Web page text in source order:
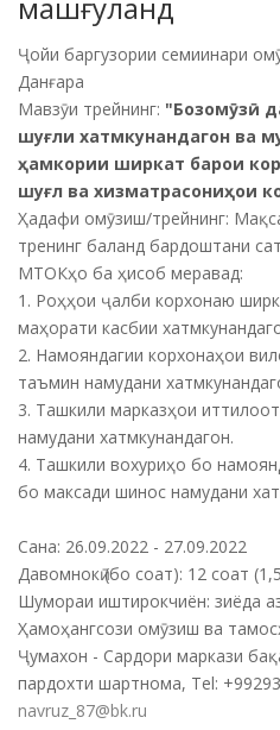
Ҷойи баргузории семиинари
Данғара
Мавзӯи трейнинг: "Бозомӯзӣ
шуғли хатмкунандагон ва
ҳамкории ширкат барои
шуғл ва хизматрасониҳои
Ҳадафи омӯзиш/трейнинг:
тренинг баланд бардоштани
МТОКҳо ба ҳисоб меравад:
1. Роҳҳои ҷалби корхонаю
маҳорати касбии
2. Намояндагии корхонаҳои
таъмин намудани
3. Ташкили марказҳои
намудани хатмкунандагон.
4. Ташкили вохуриҳо бо
бо максади шинос намудани
Сана: 26.09.2022 - 27.09.2022
Давомнокӣ (бо соат): 12 соат
Шумораи иштирокчиён: зиёда
Ҳамоҳангсози омӯзиш ва
Ҷумахон - Сардори маркази
пардохти шартнома, Tel:
navruz_87@bk.ru